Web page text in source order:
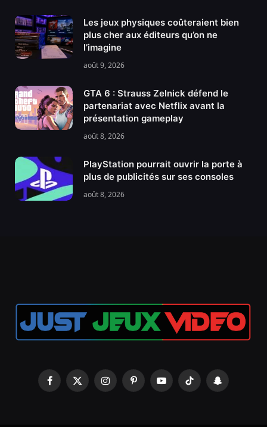
Les jeux physiques coûteraient bien
plus cher aux éditeurs qu’on ne
l’imagine
août 9, 2026
GTA 6 : Strauss Zelnick défend le
partenariat avec Netflix avant la
présentation gameplay
août 8, 2026
PlayStation pourrait ouvrir la porte à
plus de publicités sur ses consoles
août 8, 2026
Facebook
X
InstagramPinterestYouTubeTikTok Snapchat